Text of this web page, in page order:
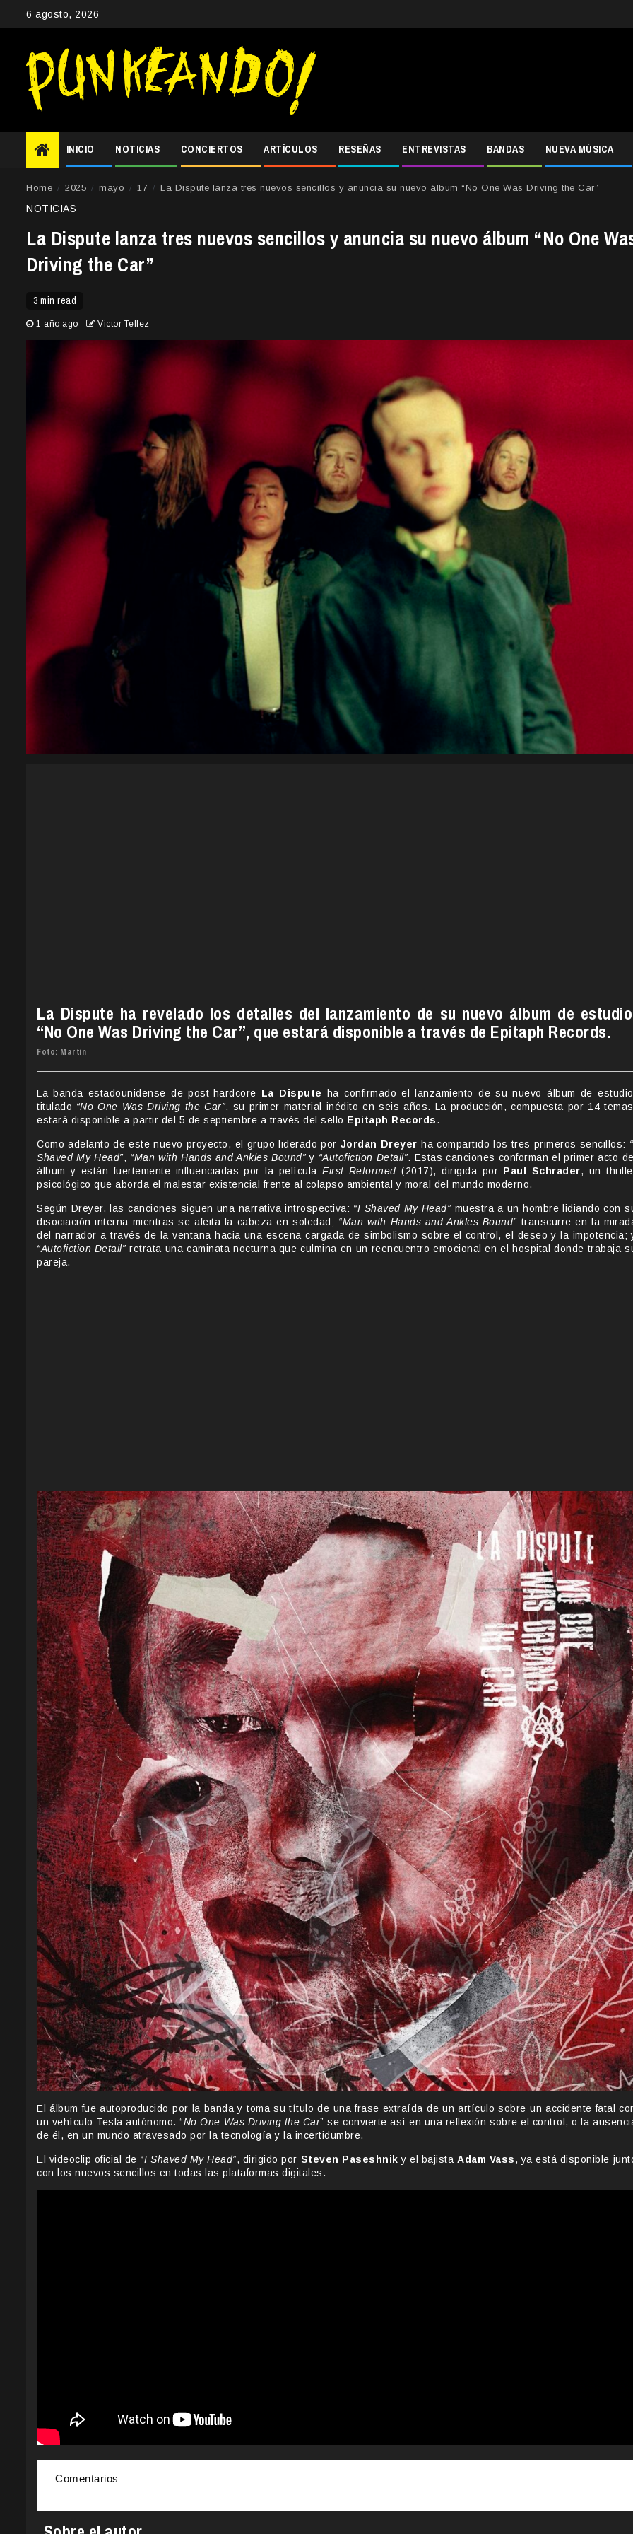
6 agosto, 2026
INICIO NOTICIAS CONCIERTOS ARTÍCULOS RESEÑAS ENTREVISTAS BANDAS NUEVA MÚSICA
Home 2025 mayo 17 La Dispute lanza tres nuevos sencillos y anuncia su nuevo álbum “No One Was Driving the Car”
NOTICIAS
La Dispute lanza tres nuevos sencillos y anuncia su nuevo álbum “No One
Driving the Car”
3 min read
1 año ago Victor Tellez
La Dispute ha revelado los detalles del lanzamiento de su nuevo álbum de
“No One Was Driving the Car”, que estará disponible a través de Epitaph Records.
Foto: Martin
La banda estadounidense de post-hardcore La Dispute
ha confirmado el lanzamiento de su nuevo álbum de
titulado “No One Was Driving the Car”, su primer material inédito en seis años. La producción, compuesta por 14
estará disponible a partir del 5 de septiembre a través del sello Epitaph Records.
Como adelanto de este nuevo proyecto, el grupo liderado por Jordan Dreyer ha compartido los tres primeros sencillos:
Shaved My Head”, “Man with Hands and Ankles Bound” y “Autofiction Detail”. Estas canciones conforman el primer acto del
álbum y están fuertemente influenciadas por la película First Reformed (2017), dirigida por Paul Schrader, un
psicológico que aborda el malestar existencial frente al colapso ambiental y moral del mundo moderno.
Según Dreyer, las canciones siguen una narrativa introspectiva: “I Shaved My Head” muestra a un hombre lidiando con
disociación interna mientras se afeita la cabeza en soledad; “Man with Hands and Ankles Bound” transcurre en la
del narrador a través de la ventana hacia una escena cargada de simbolismo sobre el control, el deseo y la impotencia;
“Autofiction Detail” retrata una caminata nocturna que culmina en un reencuentro emocional en el hospital donde trabaja
pareja.
El álbum fue autoproducido por la banda y toma su título de una frase extraída de un artículo sobre un accidente fatal
un vehículo Tesla autónomo. “No One Was Driving the Car” se convierte así en una reflexión sobre el control, o la
de él, en un mundo atravesado por la tecnología y la incertidumbre.
El videoclip oficial de “I Shaved My Head”, dirigido por Steven Paseshnik y el bajistaAdam Vass, ya está disponible
con los nuevos sencillos en todas las plataformas digitales.
Comentarios